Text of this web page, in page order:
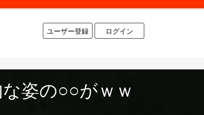
ユーザー登録 ログイン
姿の○○がｗｗ